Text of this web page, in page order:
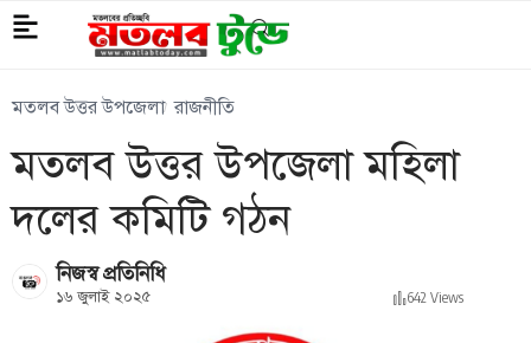
মতলব উত্তর উপজেলা রাজনীতি
মতলব উত্তর উপজেলা মহিলা
দলের কমিটি গঠন
নিজস্ব প্রতিনিধি
১৬ জুলাই ২০২৫ 642 Views